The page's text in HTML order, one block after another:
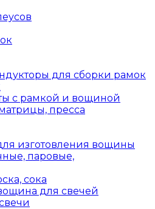
для сборки рамок
с рамкой и вощиной
пресса
изготовления вощины
паровые,
сока
для свечей